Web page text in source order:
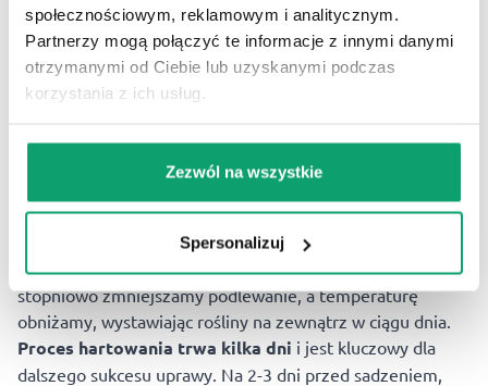
społecznościowym, reklamowym i analitycznym.
Partnerzy mogą połączyć te informacje z innymi danymi
otrzymanymi od Ciebie lub uzyskanymi podczas
korzystania z ich usług.
Zezwól na wszystkie
Spersonalizuj
lub plastikową torbą, aby utrzymać odpowiednią
wilgotność. Gdy rośliny zaczną rosnąć, podlewamy je tylko
wtedy, gdy wierzchnia warstwa ziemi staje się sucha.
Należy unikać podlewania po liściach, ponieważ może to
Hartowanie rozsady
Przed przesadzeniem rozsady na stałe miejsce w ogrodzie
należy ją zahartować,by przyzwyczaiła się do
trudniejszych warunków zewnętrznych. W tym celu
stopniowo zmniejszamy podlewanie, a temperaturę
obniżamy, wystawiając rośliny na zewnątrz w ciągu dnia.
Proces hartowania trwa kilka dni i jest kluczowy dla
dalszego sukcesu uprawy. Na 2-3 dni przed sadzeniem,